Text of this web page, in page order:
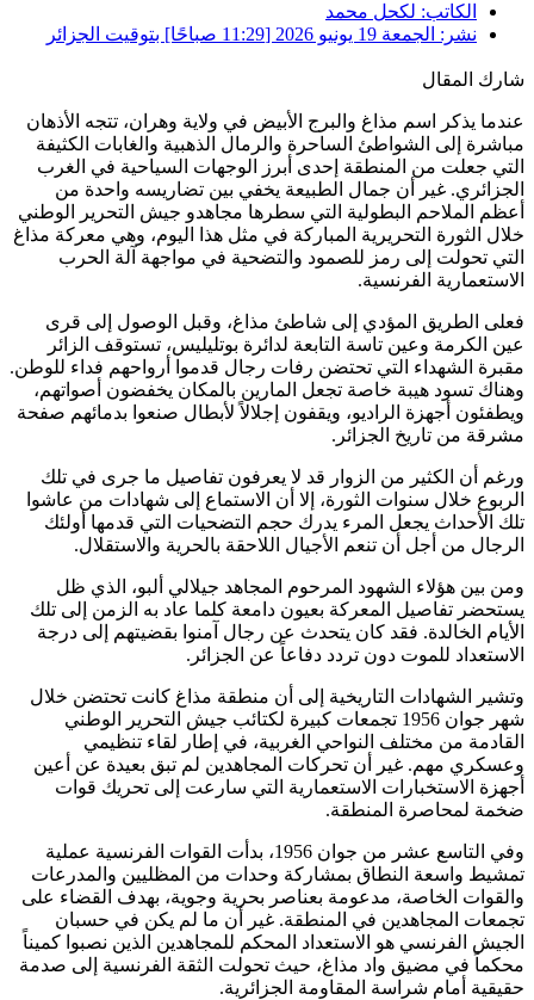
الكاتب: لكحل محمد
نشر: الجمعة 19 يونيو 2026 [11:29 صباحًا] بتوقيت الجزائر
شارك المقال
عندما يذكر اسم مذاغ والبرج الأبيض في ولاية وهران، تتجه الأذهان
مباشرة إلى الشواطئ الساحرة والرمال الذهبية والغابات الكثيفة
التي جعلت من المنطقة إحدى أبرز الوجهات السياحية في الغرب
الجزائري. غير أن جمال الطبيعة يخفي بين تضاريسه واحدة من
أعظم الملاحم البطولية التي سطرها مجاهدو جيش التحرير الوطني
خلال الثورة التحريرية المباركة في مثل هذا اليوم، وهي معركة مذاغ
التي تحولت إلى رمز للصمود والتضحية في مواجهة آلة الحرب
الاستعمارية الفرنسية.
فعلى الطريق المؤدي إلى شاطئ مذاغ، وقبل الوصول إلى قرى
عين الكرمة وعين تاسة التابعة لدائرة بوتليليس، تستوقف الزائر
مقبرة الشهداء التي تحتضن رفات رجال قدموا أرواحهم فداء للوطن.
وهناك تسود هيبة خاصة تجعل المارين بالمكان يخفضون أصواتهم،
ويطفئون أجهزة الراديو، ويقفون إجلالاً لأبطال صنعوا بدمائهم صفحة
مشرقة من تاريخ الجزائر.
ورغم أن الكثير من الزوار قد لا يعرفون تفاصيل ما جرى في تلك
الربوع خلال سنوات الثورة، إلا أن الاستماع إلى شهادات من عاشوا
تلك الأحداث يجعل المرء يدرك حجم التضحيات التي قدمها أولئك
الرجال من أجل أن تنعم الأجيال اللاحقة بالحرية والاستقلال.
ومن بين هؤلاء الشهود المرحوم المجاهد جيلالي ألبو، الذي ظل
يستحضر تفاصيل المعركة بعيون دامعة كلما عاد به الزمن إلى تلك
الأيام الخالدة. فقد كان يتحدث عن رجال آمنوا بقضيتهم إلى درجة
الاستعداد للموت دون تردد دفاعاً عن الجزائر.
وتشير الشهادات التاريخية إلى أن منطقة مذاغ كانت تحتضن خلال
شهر جوان 1956 تجمعات كبيرة لكتائب جيش التحرير الوطني
القادمة من مختلف النواحي الغربية، في إطار لقاء تنظيمي
وعسكري مهم. غير أن تحركات المجاهدين لم تبق بعيدة عن أعين
أجهزة الاستخبارات الاستعمارية التي سارعت إلى تحريك قوات
ضخمة لمحاصرة المنطقة.
وفي التاسع عشر من جوان 1956، بدأت القوات الفرنسية عملية
تمشيط واسعة النطاق بمشاركة وحدات من المظليين والمدرعات
والقوات الخاصة، مدعومة بعناصر بحرية وجوية، بهدف القضاء على
تجمعات المجاهدين في المنطقة. غير أن ما لم يكن في حسبان
الجيش الفرنسي هو الاستعداد المحكم للمجاهدين الذين نصبوا كميناً
محكماً في مضيق واد مذاغ، حيث تحولت الثقة الفرنسية إلى صدمة
حقيقية أمام شراسة المقاومة الجزائرية.